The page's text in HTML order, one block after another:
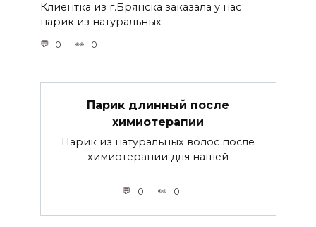
Клиентка из г.Брянска заказала у нас
парик из натуральных
0 0
Парик длинный после
химиотерапии
Парик из натуральных волос после
химиотерапии для нашей
0 0